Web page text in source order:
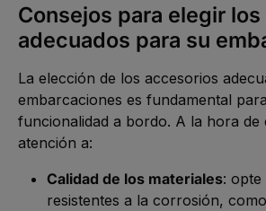
Consejos para elegir
adecuados para su
La elección de los accesorios
embarcaciones es fundamental
funcionalidad a bordo. A la hora de
atención a:
Calidad de los materiales: opte
resistentes a la corrosión,